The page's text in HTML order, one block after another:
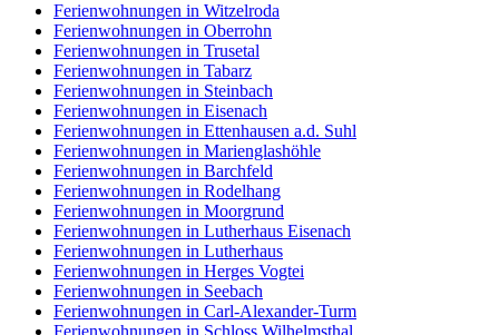
Ferienwohnungen in Witzelroda
Ferienwohnungen in Oberrohn
Ferienwohnungen in Trusetal
Ferienwohnungen in Tabarz
Ferienwohnungen in Steinbach
Ferienwohnungen in Eisenach
Ferienwohnungen in Ettenhausen a.d. Suhl
Ferienwohnungen in Marienglashöhle
Ferienwohnungen in Barchfeld
Ferienwohnungen in Rodelhang
Ferienwohnungen in Moorgrund
Ferienwohnungen in Lutherhaus Eisenach
Ferienwohnungen in Lutherhaus
Ferienwohnungen in Herges Vogtei
Ferienwohnungen in Seebach
Ferienwohnungen in Carl-Alexander-Turm